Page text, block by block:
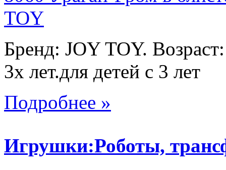
Бренд: JOY TOY.
3х лет.для детей с 3 лет
Подробнее »
Игрушки:Роботы,